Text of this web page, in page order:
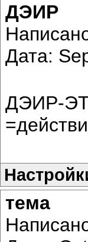
ДЭИР
Дата:
ДЭИР-
тема